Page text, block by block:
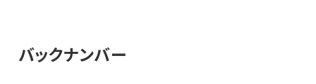
バックナンバー